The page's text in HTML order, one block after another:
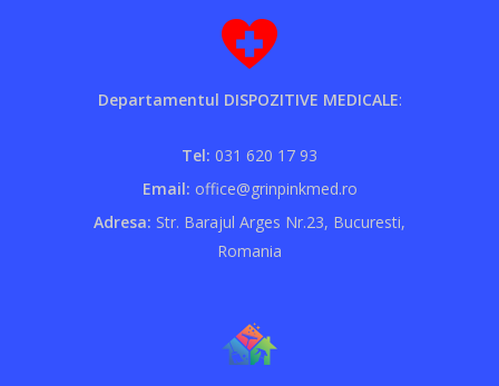
Departamentul DISPOZITIVE MEDICALE:
Tel: 031 620 17 93
Email: office@grinpinkmed.ro
Adresa: Str. Barajul Arges Nr.23, Bucuresti,
Romania